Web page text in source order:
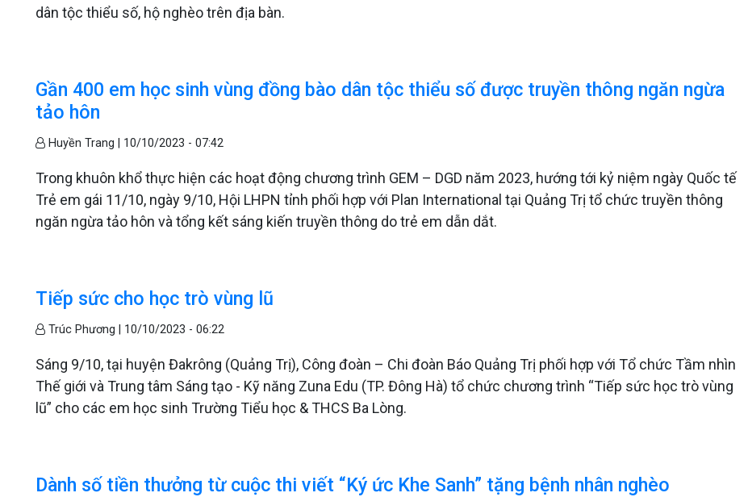
dân tộc thiểu số, hộ nghèo trên địa bàn.
Gần 400 em học sinh vùng đồng bào dân tộc thiểu số được truyền thông ngăn ngừa
tảo hôn
Huyền Trang | 10/10/2023 - 07:42
Trong khuôn khổ thực hiện các hoạt động chương trình GEM – DGD năm 2023, hướng tới kỷ niệm ngày Quốc tế
Trẻ em gái 11/10, ngày 9/10, Hội LHPN tỉnh phối hợp với Plan International tại Quảng Trị tổ chức truyền thông
ngăn ngừa tảo hôn và tổng kết sáng kiến truyền thông do trẻ em dẫn dắt.
Tiếp sức cho học trò vùng lũ
Trúc Phương | 10/10/2023 - 06:22
Sáng 9/10, tại huyện Đakrông (Quảng Trị), Công đoàn – Chi đoàn Báo Quảng Trị phối hợp với Tổ chức Tầm nhìn
Thế giới và Trung tâm Sáng tạo - Kỹ năng Zuna Edu (TP. Đông Hà) tổ chức chương trình “Tiếp sức học trò vùng
lũ” cho các em học sinh Trường Tiểu học & THCS Ba Lòng.
Dành số tiền thưởng từ cuộc thi viết “Ký ức Khe Sanh” tặng bệnh nhân nghèo